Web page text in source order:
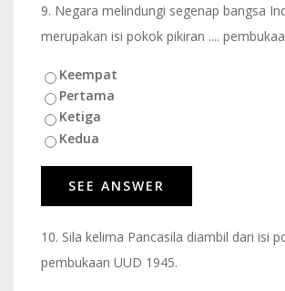
9. Negara melindungi segenap bangsa
merupakan isi pokok pikiran ....
Keempat
Pertama
Ketiga
Kedua
10. Sila kelima Pancasila diambil dari isi
pembukaan UUD 1945.